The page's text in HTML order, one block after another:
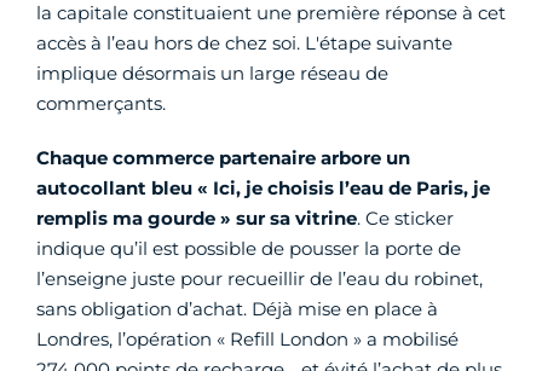
la capitale constituaient une première réponse à cet
accès à l’eau hors de chez soi. L'étape suivante
implique désormais un large réseau de
commerçants.
Chaque commerce partenaire arbore un
autocollant bleu « Ici, je choisis l’eau de Paris, je
remplis ma gourde » sur sa vitrine. Ce sticker
indique qu’il est possible de pousser la porte de
l’enseigne juste pour recueillir de l’eau du robinet,
sans obligation d’achat. Déjà mise en place à
Londres, l’opération « Refill London » a mobilisé